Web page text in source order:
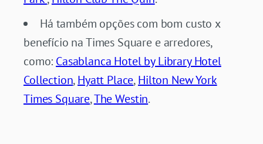
Há também opções com bom custo x
benefício na Times Square e arredores,
como: Casablanca Hotel by Library Hotel
Collection,Hyatt Place,Hilton New York
Times Square,The Westin.